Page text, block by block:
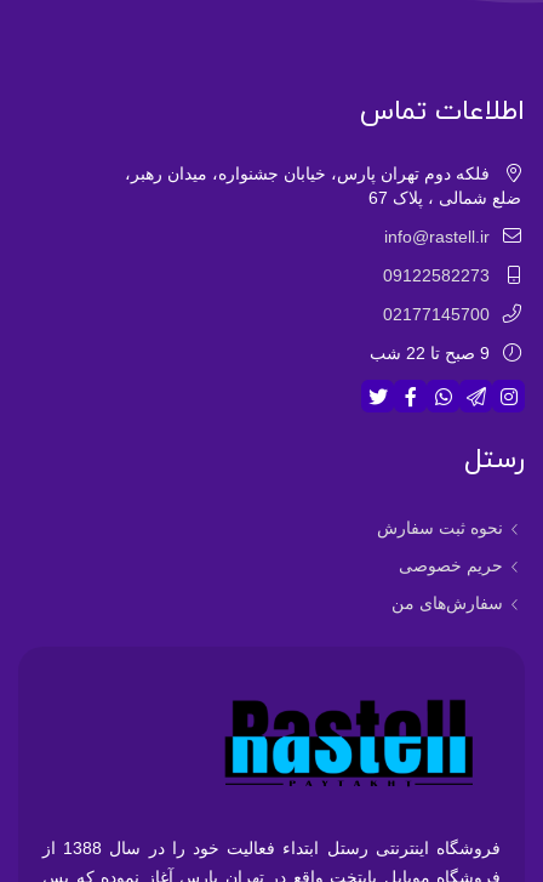
اطلاعات تماس
فلکه دوم تهران پارس، خیابان جشنواره، میدان رهبر،
ضلع شمالی ، پلاک 67
info@rastell.ir
09122582273
02177145700
9 صبح تا 22 شب
رستل
نحوه ثبت سفارش
حریم خصوصی
سفارش‌های من
فروشگاه اینترنتی رستل ابتداء فعالیت خود را در سال 1388 از
فروشگاه موبایل پایتخت واقع در تهران پارس آغاز نموده که پس